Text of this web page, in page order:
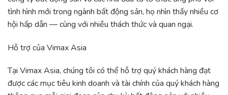
tình hình mới trong ngành bất động sản, họ nhìn thấy nhiều cơ
hội hấp dẫn — cùng với nhiều thách thức và quan ngại.
Hỗ trợ của Vimax Asia
Tại Vimax Asia, chúng tôi có thể hỗ trợ quý khách hàng đạt
được các mục tiêu kinh doanh và tài chính của quý khách hàng